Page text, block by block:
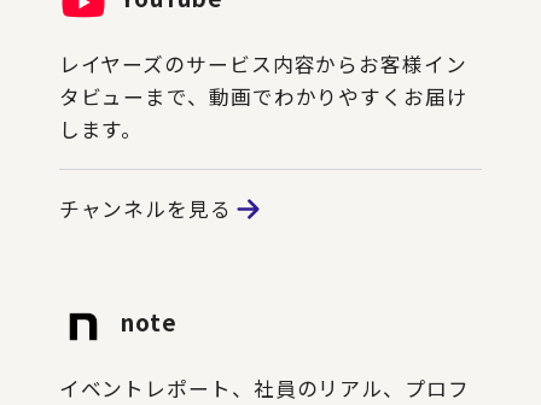
レイヤーズのサービス内容からお客様イン
タビューまで、動画でわかりやすくお届け
します。
チャンネルを見る
note
イベントレポート、社員のリアル、プロフ